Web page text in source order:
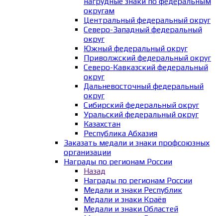
округам
Центральный федеральный округ
Северо-Западный федеральный
округ
Южный федеральный округ
Приволжский федеральный округ
Северо-Кавказский федеральный
округ
Дальневосточный федеральный
округ
Сибирский федеральный округ
Уральский федеральный округ
Казахстан
Республика Абхазия
Заказать медали и знаки профсоюзных
организации
Награды по регионам России
Назад
Награды по регионам России
Медали и знаки Республик
Медали и знаки Краёв
Медали и знаки Областей